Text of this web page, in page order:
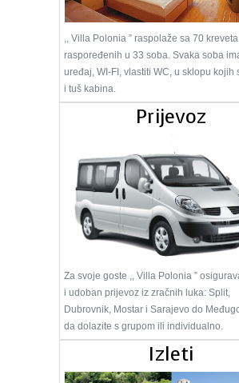
,, Villa Polonia ” raspolaže sa 70 kreveta
raspoređenih u 33 soba. Svaka soba
uređaj, WI-FI, vlastiti WC, u sklopu kojih
i tuš kabina.
Prijevoz
Za svoje goste ,, Villa Polonia ”
i udoban prijevoz iz zračnih luka: Split,
Dubrovnik, Mostar i Sarajevo do
da dolazite s grupom ili individualno.
Izleti